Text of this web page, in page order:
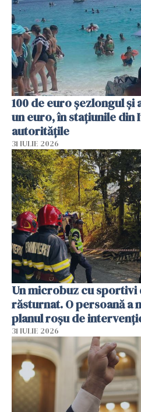
100 de euro șezlongul și
un euro, în stațiunile din
autoritățile
31 IULIE 2026
Un microbuz cu sportivi
răsturnat. O persoană a
planul roșu de
31 IULIE 2026